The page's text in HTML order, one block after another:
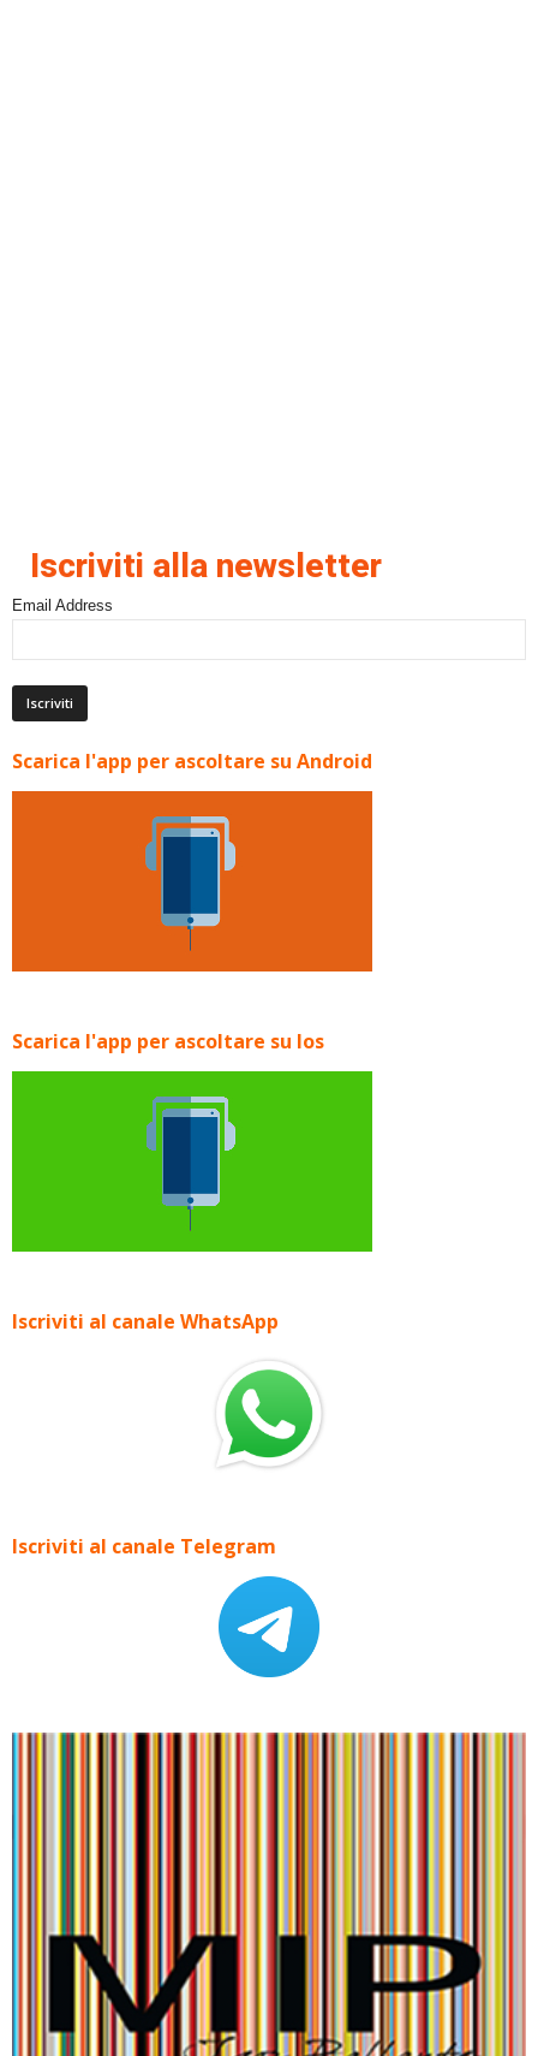
Iscriviti alla newsletter
Email Address
Scarica l'app per ascoltare su Android
Scarica l'app per ascoltare su Ios
Iscriviti al canale WhatsApp
Iscriviti al canale Telegram